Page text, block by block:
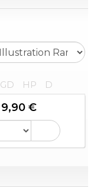
GD HP D
9,90 €